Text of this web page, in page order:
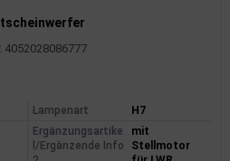
4052028086777
Lampenart
H7
Ergänzungsartike
l/Ergänzende Info
mit
Stellmotor